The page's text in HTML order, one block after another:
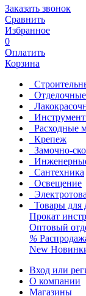
Заказать звонок
Сравнить
Избранное
0
Оплатить
Корзина
Расходные
Крепеж
Замочно-
Сантехника
Освещение
Товары для
Прокат
Оптовый
%
New
Вход или
О компании
Магазины